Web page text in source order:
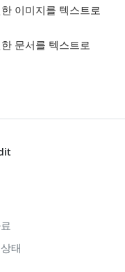
이미지를 텍스트로
문서를 텍스트로
태